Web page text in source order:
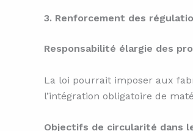
3. Renforcement des
Responsabilité élargie des
La loi pourrait imposer aux
l’intégration obligatoire de
Objectifs de circularité dans